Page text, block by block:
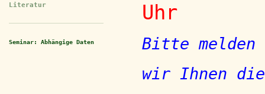
Literatur
Seminar: Abhängige Daten
Uhr
Bitte
wir Ihnen